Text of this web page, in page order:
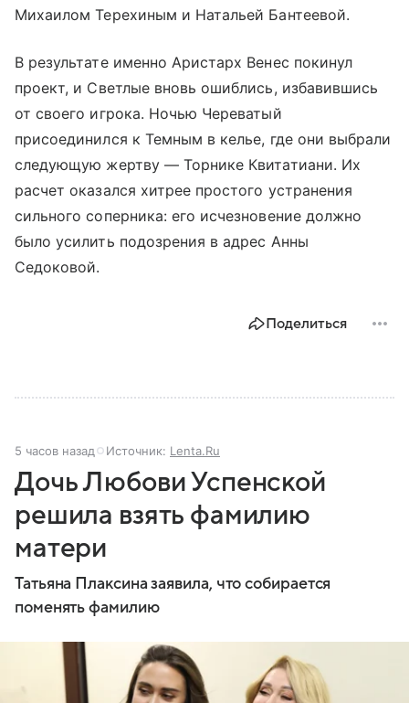
Михаилом Терехиным и Натальей Бантеевой.
В результате именно Аристарх Венес покинул
проект, и Светлые вновь ошиблись, избавившись
от своего игрока. Ночью Череватый
присоединился к Темным в келье, где они выбрали
следующую жертву — Торнике Квитатиани. Их
расчет оказался хитрее простого устранения
сильного соперника: его исчезновение должно
было усилить подозрения в адрес Анны
Седоковой.
Поделиться
5 часов назад Источник: Lenta.Ru
Дочь Любови Успенской
решила взять фамилию
матери
Татьяна Плаксина заявила, что собирается
поменять фамилию